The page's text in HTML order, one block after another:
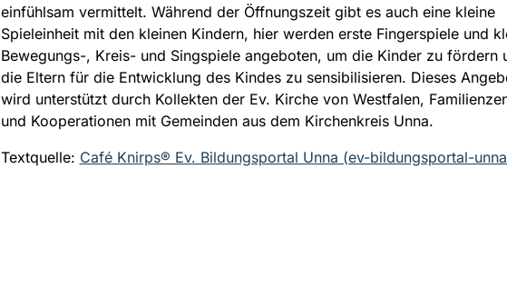
einfühlsam vermittelt. Während der Öffnungszeit gibt es auch eine kleine
Spieleinheit mit den kleinen Kindern, hier werden erste Fingerspiele und
Bewegungs-, Kreis- und Singspiele angeboten, um die Kinder zu fördern
die Eltern für die Entwicklung des Kindes zu sensibilisieren. Dieses
wird unterstützt durch Kollekten der Ev. Kirche von Westfalen,
und Kooperationen mit Gemeinden aus dem Kirchenkreis Unna.
Textquelle: Café Knirps® Ev. Bildungsportal Unna (ev-bildungsportal-